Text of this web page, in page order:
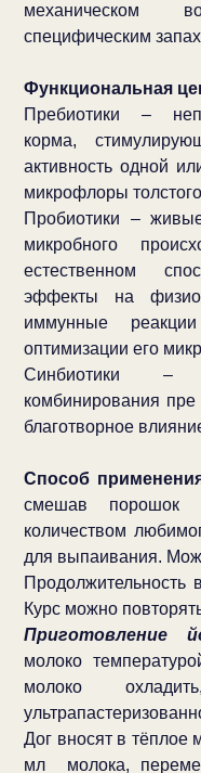
механическом
специфическим
Функциональная
Пребиотики –
корма,
активность одной
микрофлоры
Пробиотики –
микробного
естественном
эффекты на
иммунные
оптимизации его
Синбиотики –
комбинирования
благотворное
Способ
смешав
количеством
для выпаивания.
Продолжительность
Курс можно
Приготовление
молоко
молоко
Дог вносят в тёплое
мл молока,